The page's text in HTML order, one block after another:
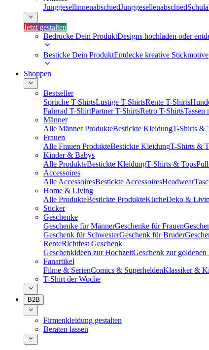
JunggesellinnenabschiedJunggesellenabschied
Jetzt gestalten
Bedrucke Dein ProduktDesigns hochladen oder
Besticke Dein ProduktEntdecke kreative Stickmotive
Shoppen
Bestseller
Sprüche T-ShirtsLustige T-ShirtsRente T-Shirts
Fahrrad T-ShirtPartner T-ShirtsRetro T-ShirtsTassen
Männer
Alle Männer ProdukteBestickte KleidungT-Shirts &
Frauen
Alle Frauen ProdukteBestickte KleidungT-Shirts &
Kinder & Babys
Alle ProdukteBestickte KleidungT-Shirts & Tops
Accessoires
Alle AccessoiresBestickte AccessoiresHeadwear
Home & Living
Alle ProdukteBestickte ProdukteKücheDeko &
Sticker
Geschenke
Geschenke für MännerGeschenke für Frauen
Geschenk für SchwesterGeschenk für Bruder
RenteRichtfest Geschenk
Geschenkideen zur HochzeitGeschenk zur
Fanartikel
Filme & SerienComics & SuperheldenKlassiker &
T-Shirt der Woche
B2B
Firmenkleidung gestalten
Beraten lassen